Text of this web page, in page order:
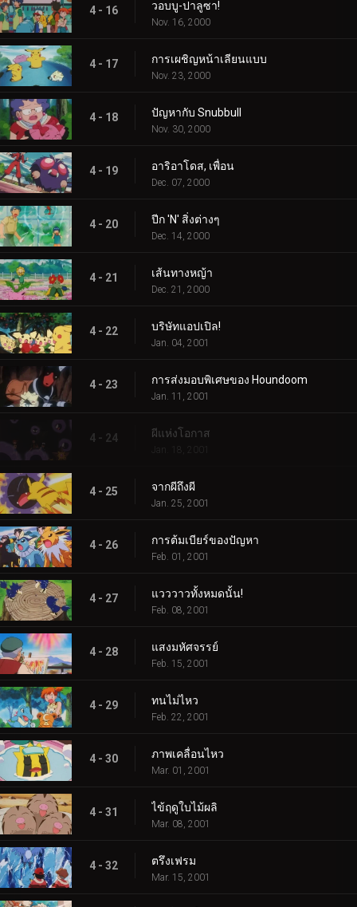
4 - 16 วอบบู-ปาลูซา!
Nov. 16, 2000
4 - 17 การเผชิญหน้าเลียนแบบ
Nov. 23, 2000
4 - 18 ปัญหากับ Snubbull
Nov. 30, 2000
4 - 19 อาริอาโดส, เพื่อน
Dec. 07, 2000
4 - 20 ปีก 'N' สิ่งต่างๆ
Dec. 14, 2000
4 - 21 เส้นทางหญ้า
Dec. 21, 2000
4 - 22 บริษัทแอปเปิล!
Jan. 04, 2001
4 - 23 การส่งมอบพิเศษของ Houndoom
Jan. 11, 2001
4 - 24 ผีแห่งโอกาส
Jan. 18, 2001
4 - 25 จากผีถึงผี
Jan. 25, 2001
4 - 26 การต้มเบียร์ของปัญหา
Feb. 01, 2001
4 - 27 แวววาวทั้งหมดนั้น!
Feb. 08, 2001
4 - 28 แสงมหัศจรรย์
Feb. 15, 2001
4 - 29 ทนไม่ไหว
Feb. 22, 2001
4 - 30 ภาพเคลื่อนไหว
Mar. 01, 2001
4 - 31 ไข้ฤดูใบไม้ผลิ
Mar. 08, 2001
4 - 32 ตรึงเฟรม
Mar. 15, 2001